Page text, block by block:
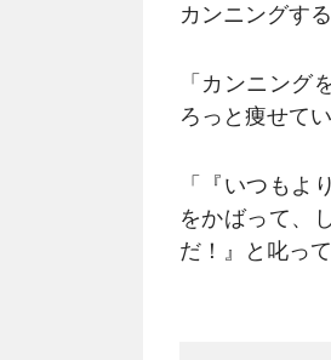
カンニングす
「カンニング
ろっと痩せて
「『いつもよ
をかばって、
だ！』と叱っ